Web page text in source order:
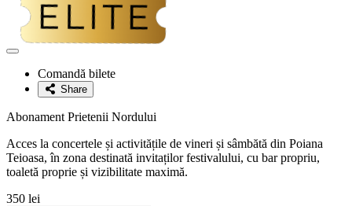
Adaugă
favoriteComandă bilete
Share
Abonament Prietenii Nordului
Acces la concertele și activitățile de vineri și sâmbătă din Poiana
Teioasa, în zona destinată invitaților festivalului, cu bar propriu,
toaletă proprie și vizibilitate maximă.
350 lei